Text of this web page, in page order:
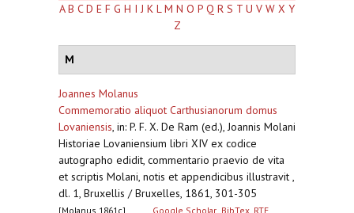
A B C D E F G H I J K L M N O P Q R S T U V W X Y
Z
M
Joannes Molanus
Commemoratio aliquot Carthusianorum domus
Lovaniensis, in: P. F. X. De Ram (ed.), Joannis Molani
Historiae Lovaniensium libri XIV ex codice
autographo edidit, commentario praevio de vita
et scriptis Molani, notis et appendicibus illustravit ,
dl. 1, Bruxellis / Bruxelles, 1861, 301-305
[Molanus 1861c] Google Scholar BibTex RTF